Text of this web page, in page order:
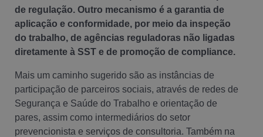
de regulação. Outro mecanismo é a garantia de
aplicação e conformidade, por meio da inspeção
do trabalho, de agências reguladoras não ligadas
diretamente à SST e de promoção de compliance.
Mais um caminho sugerido são as instâncias de
participação de parceiros sociais, através de redes de
Segurança e Saúde do Trabalho e orientação de
pares, assim como intermediários do setor
prevencionista e serviços de consultoria. Também na